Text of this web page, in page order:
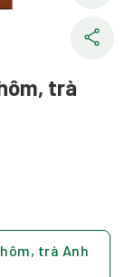
trà
trà Anh